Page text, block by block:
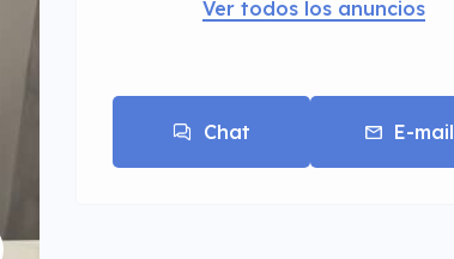
Ver todos los anuncios
Chat E-mail